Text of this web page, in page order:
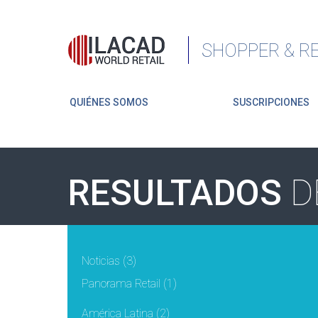
SHOPPER &
QUIÉNES SOMOS SUSCRIPCIONES
RESULTADOS
Noticias (3)
Panorama Retail (1)
América Latina (2)